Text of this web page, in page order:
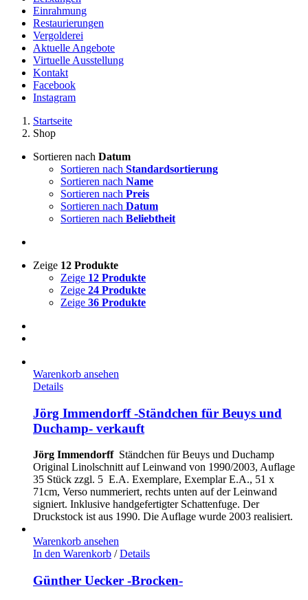
Einrahmung
Restaurierungen
Vergolderei
Aktuelle Angebote
Virtuelle Ausstellung
Kontakt
Facebook
Instagram
Startseite
Shop
Sortieren nach Datum
Sortieren nach Standardsortierung
Sortieren nach Name
Sortieren nach Preis
Sortieren nach Datum
Sortieren nach Beliebtheit
Zeige 12 Produkte
Zeige 12 Produkte
Zeige 24 Produkte
Zeige 36 Produkte
Warenkorb ansehen
Details
Jörg Immendorff -Ständchen für Beuys und
Duchamp- verkauft
Jörg Immendorff Ständchen für Beuys und Duchamp
Original Linolschnitt auf Leinwand von 1990/2003, Auflage
35 Stück zzgl. 5 E.A. Exemplare, Exemplar E.A., 51 x
71cm, Verso nummeriert, rechts unten auf der Leinwand
signiert. Inklusive handgefertigter Schattenfuge. Der
Druckstock ist aus 1990. Die Auflage wurde 2003 realisiert.
Warenkorb ansehen
In den Warenkorb / Details
Günther Uecker -Brocken-